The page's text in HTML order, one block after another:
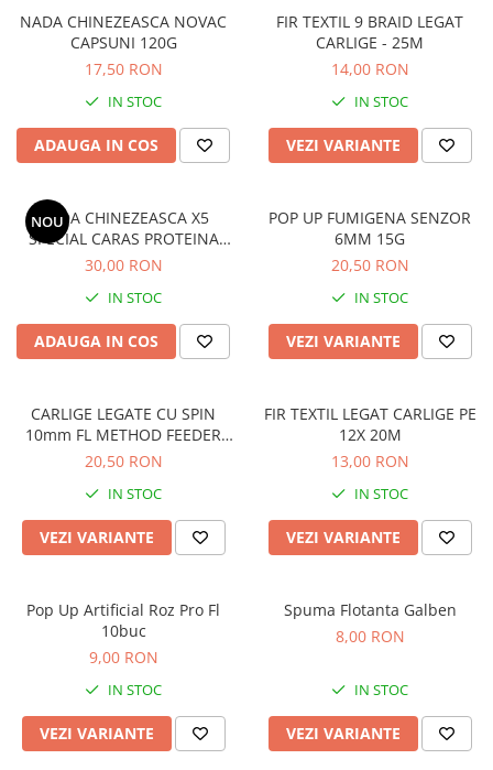
Cârlige stationar
Accesorii staționar
Rig pescuit
Crosete si burghie pescuit
Foarfeca pescuit
Cleste pescuit
Cârlige somn
Lansete somn
Pescuit General
Juvelnic pescuit
Picheți pescuit
Swingere pescuit
Senzori pescuit
Accesorii
Agrafe pescuit
NADA CHINEZEASCA NOVAC
CAPSUNI 120G
17,50 RON
IN STOC
ADAUGA IN COS
FIR TEXTIL 9 BRAID LEGAT
CARLIGE - 25M
14,00 RON
IN STOC
VEZI VARIANTE
NOU
NADA CHINEZEASCA X5
SPECIAL CARAS PROTEINA
ANIMALA 300G
30,00 RON
IN STOC
ADAUGA IN COS
POP UP FUMIGENA SENZOR
6MM 15G
20,50 RON
IN STOC
VEZI VARIANTE
CARLIGE LEGATE CU SPIN
10mm FL METHOD FEEDER
RIG
20,50 RON
IN STOC
VEZI VARIANTE
FIR TEXTIL LEGAT CARLIGE PE
12X 20M
13,00 RON
IN STOC
VEZI VARIANTE
Pop Up Artificial Roz Pro Fl
10buc
9,00 RON
IN STOC
VEZI VARIANTE
Spuma Flotanta Galben
8,00 RON
IN STOC
VEZI VARIANTE